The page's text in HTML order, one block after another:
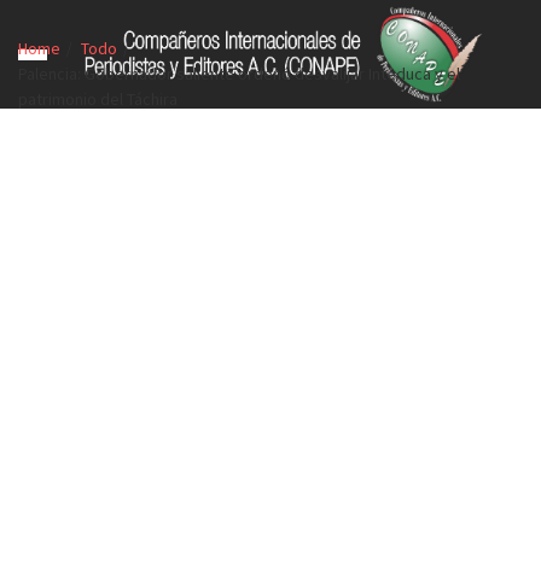
Home
Todo
Palencia: Gobernador saliente ordenó desvalijar Inteduca y el